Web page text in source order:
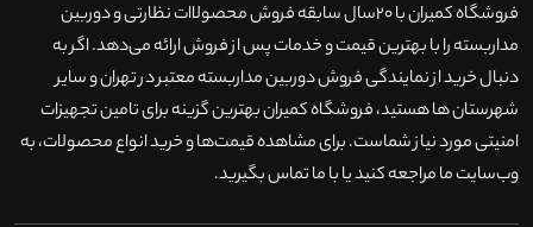
فروشگاه کمیران با ۲۰سال سابقه فروش محصولاات نظارتی و دوربین
مداربسته را با بهترین قیمت و خدمات پس از فروش ارائه می‌دهد. اگر به
دنبال خرید از نمایندگی فروش دوربین مداربسته معتبر در تهران و سایر
شهرستان ها هستید، فروشگاه کمیران بهترین گزینه برای تامین تجهیزات
امنیتی مورد نیاز شماست. برای مشاهده قیمت‌ها و خرید انواع محصولات، به
وب‌سایت ما مراجعه کنید یا با ما تماس بگیرید.